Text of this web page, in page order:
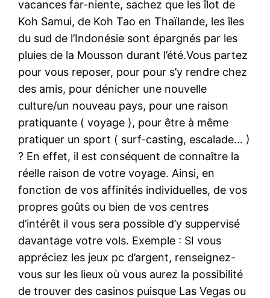
vacances far-niente, sachez que les îlot de
Koh Samui, de Koh Tao en Thaïlande, les îles
du sud de l’Indonésie sont épargnés par les
pluies de la Mousson durant l’été.Vous partez
pour vous reposer, pour pour s’y rendre chez
des amis, pour dénicher une nouvelle
culture/un nouveau pays, pour une raison
pratiquante ( voyage ), pour être à même
pratiquer un sport ( surf-casting, escalade… )
? En effet, il est conséquent de connaître la
réelle raison de votre voyage. Ainsi, en
fonction de vos affinités individuelles, de vos
propres goûts ou bien de vos centres
d’intérêt il vous sera possible d’y suppervisé
davantage votre vols. Exemple : SI vous
appréciez les jeux pc d’argent, renseignez-
vous sur les lieux où vous aurez la possibilité
de trouver des casinos puisque Las Vegas ou